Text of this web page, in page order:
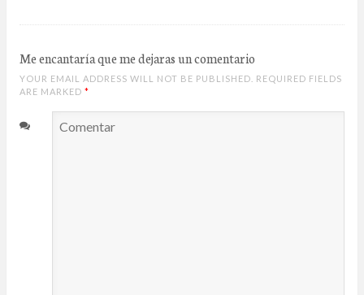
Me encantaría que me dejaras un comentario
YOUR EMAIL ADDRESS WILL NOT BE PUBLISHED. REQUIRED FIELDS
ARE MARKED *
Comentar